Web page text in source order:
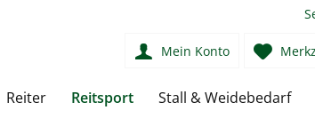
Mein Konto
Reiter Reitsport Stall & Weidebedarf